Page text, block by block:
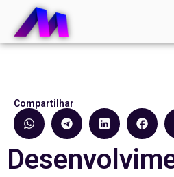
Compartilhar